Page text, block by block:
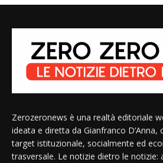
Zerozeronews è una realtà editoriale
ideata e diretta da Gianfranco D’Anna,
target istituzionale, socialmente ed
trasversale. Le notizie dietro le notizie: